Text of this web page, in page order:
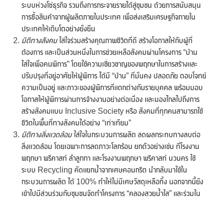
ระบบห่วงโซ่ธุรกิจ รวมถึงการกระจายรายได้สู่ชุมชน ด้วยการสนับสนุน
การซื้อสินค้าจากผู้ผลิตภายในประเทศ เพื่อส่งเสริมเศรษฐกิจภายใน
ประเทศให้เติบโตอย่างยั่งยืน
มิติทางสังคมใส่ใจร่วมสร้างคุณภาพชีวิตที่ดี สร้างโอกาสให้กับผู้ที่
ต้องการ และเป็นส่วนหนึ่งในการช่วยเหลือสังคมผ่านโครงการ “บ้าน
ใส่ใจเพื่อคนพิการ” โดยใช้ความเชี่ยวชาญของพฤกษาในการสร้างและ
ปรับปรุงที่อยู่อาศัยให้ผู้พิการ ได้มี “บ้าน” ที่มั่นคง ปลอดภัย ตอบโจทย์
ความเป็นอยู่ และภาวะของผู้พิการที่แตกต่างกันรายบุคคล พร้อมมอบ
โอกาสให้ผู้พิการผ่านการจ้างงานอย่างต่อเนื่อง และมองไกลไปถึงการ
สร้างสังคมแบบ Inclusive Society หรือ สังคมที่ทุกคนสามารถใช้
ชีวิตในพื้นที่ทางสังคมได้อย่าง “เท่าเทียม”
มิติทางสิ่งแวดล้อมใส่ใจในกระบวนการผลิต ลดผลกระทบทางลบต่อ
สิ่งแวดล้อม โดยเฉพาะการลดภาวะโลกร้อน ยกตัวอย่างเช่น ที่โรงงาน
พฤกษา พรีคาสท์ ลำลูกกา และโรงงานพฤกษา พรีคาสท์ นวนคร ใช้
ระบบ Recycling คัดแยกน้ำจากเศษคอนกรีต นำกลับมาใช้ใน
กระบวนการผลิต ได้ 100% ทำให้ไม่มีเศษวัสดุเหลือทิ้ง นอกจากนี้ยัง
เข้าไปมีส่วนร่วมกับชุมชนจัดทำโครงการ “คลองสวยน้ำใส” และร่วมใน